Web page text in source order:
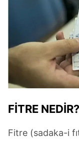
sınırlı olarak açık
Çerezlere ilişkin
vasıtasıyla
için Ayarlar
Metnimizi
ziyaret
6698 sayılı Kişisel
hazırlanmış
ilgili mevzuata
FİTRE
Fitre (sadaka-i